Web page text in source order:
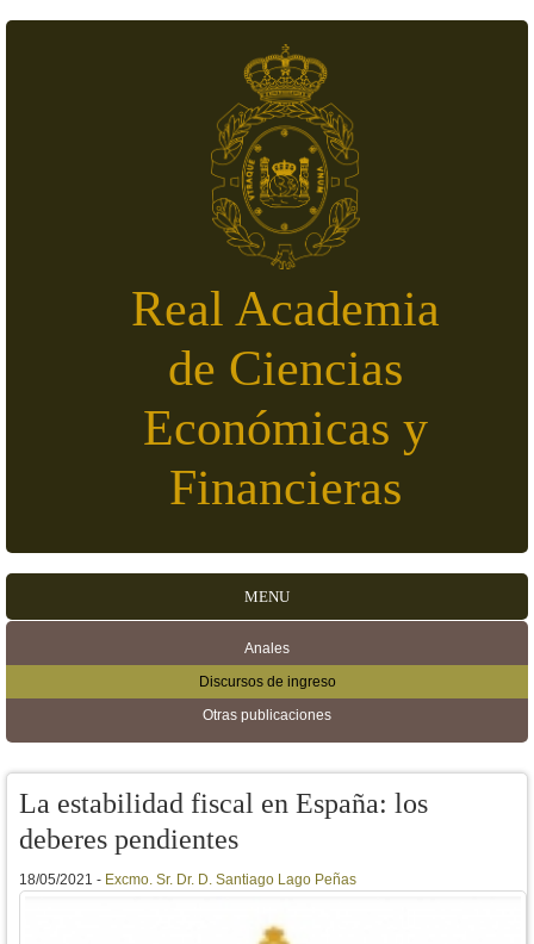
Real Academia
de Ciencias
Económicas y
Financieras
MENU
Menú secundario
Anales
Discursos de ingreso
Otras publicaciones
La estabilidad fiscal en España: los
deberes pendientes
18/05/2021 - Excmo. Sr. Dr. D. Santiago Lago Peñas